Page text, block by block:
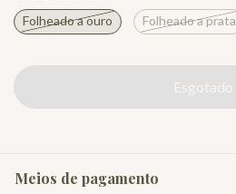
Folheado a ouro Folheado a prata
Meios de pagamento